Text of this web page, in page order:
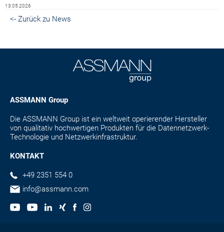
13.05.2026
<- Zurück zu News
ASSMANN Group
Die ASSMANN Group ist ein weltweit operierender Hersteller
von qualitativ hochwertigen Produkten für die Datennetzwerk-
Technologie und Netzwerkinfrastruktur.
KONTAKT
+49 2351 554 0
info@assmann.com